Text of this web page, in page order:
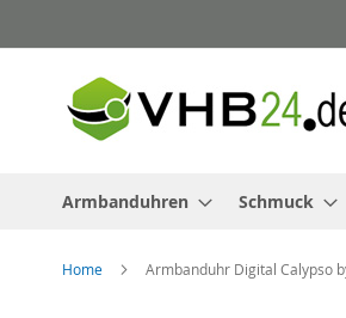
zum
Armbanduhren Schmuck
Home Armbanduhr Digital Calypso